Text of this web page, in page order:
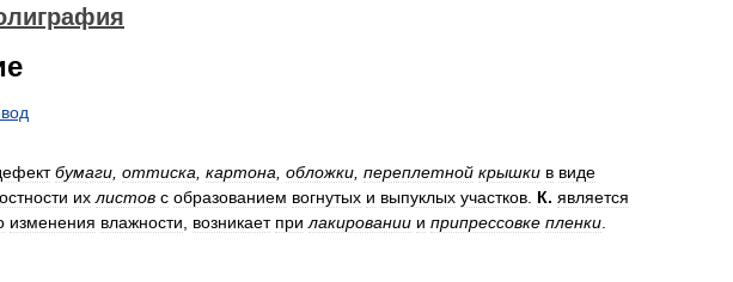
бумаги оттиска картона обложки переплетной крышки в виде
их листов с образованием вогнутых и выпуклых участков К. является
изменения влажности возникает при лакировании и припрессовке пленки